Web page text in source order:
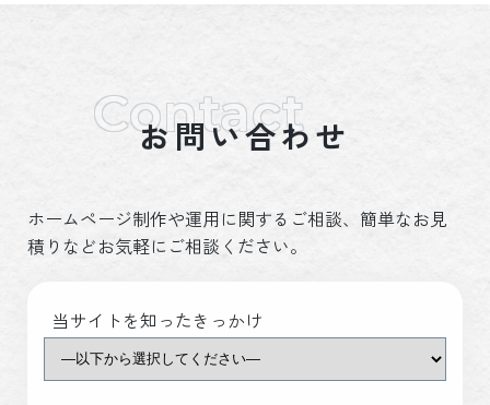
お問い合わせ
ホームページ制作や運用に関するご相談、簡単なお見
積りなどお気軽にご相談ください。
当サイトを知ったきっかけ